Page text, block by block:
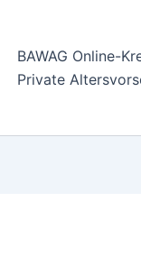
BAWAG Online-
Private